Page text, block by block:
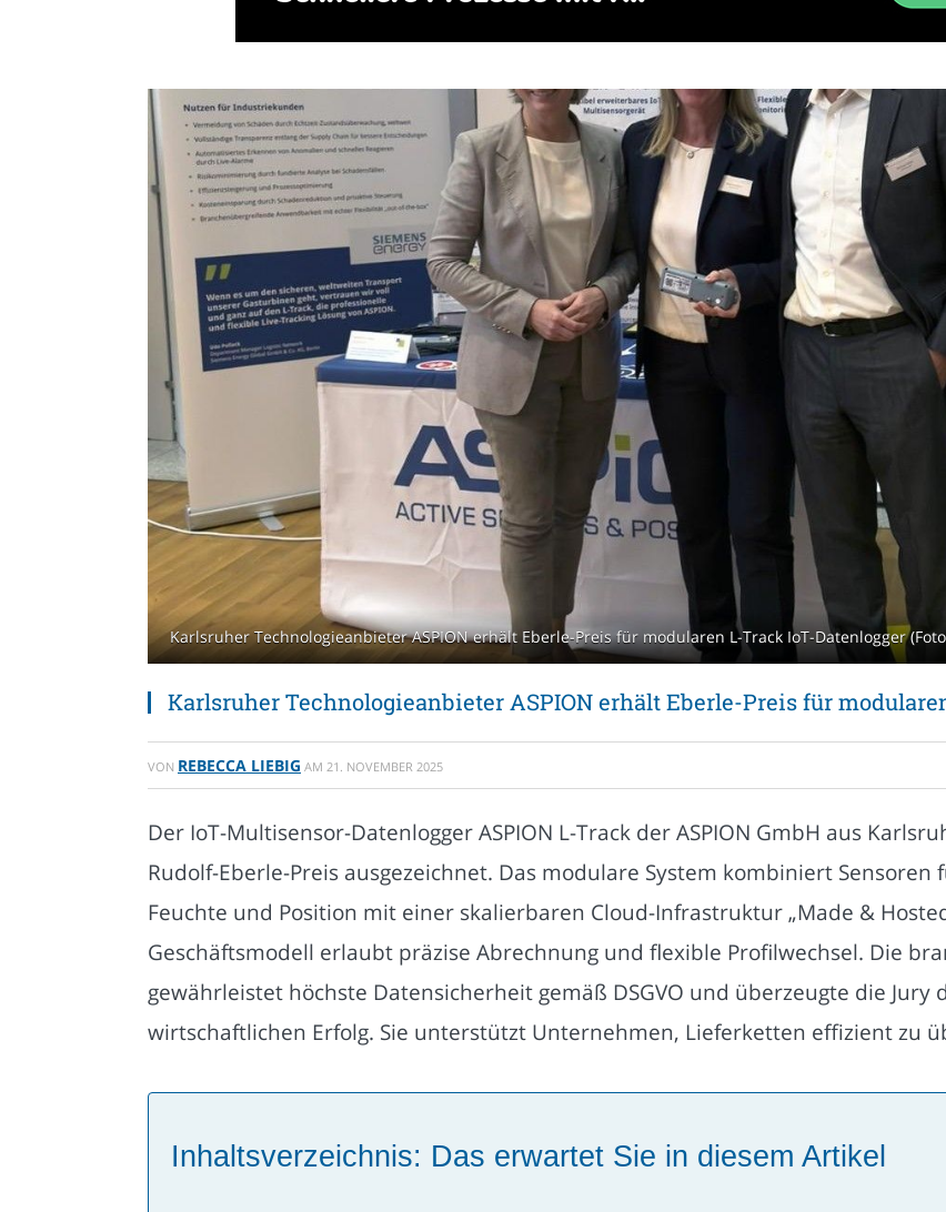
Karlsruher Technologieanbieter ASPION erhält Eberle-Preis für modularen L-Track IoT-Datenlogger
Karlsruher Technologieanbieter ASPION erhält Eberle-Preis für
VON REBECCA LIEBIG AM 21. NOVEMBER 2025
Der IoT-Multisensor-Datenlogger ASPION L-Track der ASPION GmbH aus
Rudolf-Eberle-Preis ausgezeichnet. Das modulare System kombiniert
Feuchte und Position mit einer skalierbaren Cloud-Infrastruktur „Made &
Geschäftsmodell erlaubt präzise Abrechnung und flexible Profilwechsel. Die
gewährleistet höchste Datensicherheit gemäß DSGVO und überzeugte die
wirtschaftlichen Erfolg. Sie unterstützt Unternehmen, Lieferketten effizient zu
Inhaltsverzeichnis: Das erwartet Sie in diesem Artikel